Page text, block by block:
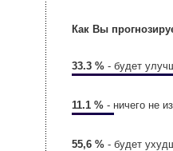
Как Вы
33.3 % - будет
11.1 % - ничего не
55,6 % - будет